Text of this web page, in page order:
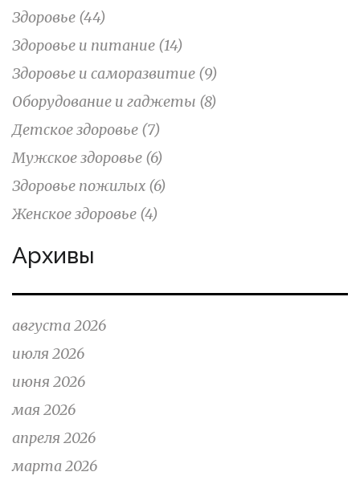
Здоровье (44)
Здоровье и питание (14)
Здоровье и саморазвитие (9)
Оборудование и гаджеты (8)
Детское здоровье (7)
Мужское здоровье (6)
Здоровье пожилых (6)
Женское здоровье (4)
Архивы
августа 2026
июля 2026
июня 2026
мая 2026
апреля 2026
марта 2026